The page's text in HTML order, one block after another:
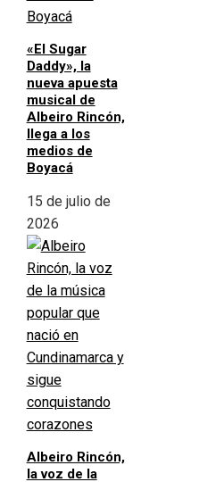
«El Sugar
Daddy», la
nueva apuesta
musical de
Albeiro Rincón,
llega a los
medios de
Boyacá
15 de julio de
2026
Albeiro Rincón,
la voz de la